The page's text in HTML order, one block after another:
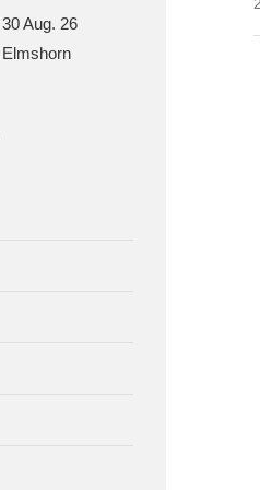
30 Aug. 26
Elmshorn